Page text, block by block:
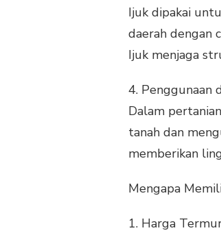
Ijuk dipakai
daerah dengan
Ijuk menjaga
4. Penggunaan
Dalam
tanah dan
memberikan
Mengapa
1. Harga